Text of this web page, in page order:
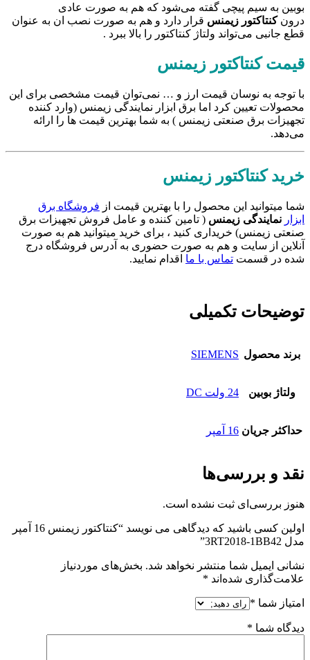
بوبین به سیم پیچی گفته می‌شود که هم به صورت عادی
درون کنتاکتور زیمنس قرار دارد و هم به صورت نصب ان به عنوان
قطع جانبی می‌تواند ولتاژ کنتاکتور را بالا ببرد .
قیمت کنتاکتور زیمنس
با توجه به نوسان قیمت ارز و … نمی‌توان قیمت مشخصی برای این
محصولات تعیین کرد اما برق ابزار نمایندگی زیمنس (وارد کننده
تجهیزات برق صنعتی زیمنس ) به شما بهترین قیمت ها را ارائه
می‌دهد.
خرید کنتاکتور زیمنس
شما میتوانید این محصول را با بهترین قیمت از فروشگاه برق
ابزار نمایندگی زیمنس ( تامین کننده و عامل فروش تجهیزات برق
صنعتی زیمنس) خریداری کنید ، برای خرید میتوانید هم به صورت
آنلاین از سایت و هم به صورت حضوری به آدرس فروشگاه درج
شده در قسمت تماس با ما اقدام نمایید.
توضیحات تکمیلی
برند محصول SIEMENS
ولتاژ بوبین 24 ولت DC
حداکثر جریان 16 آمپر
نقد و بررسی‌ها
هنوز بررسی‌ای ثبت نشده است.
اولین کسی باشید که دیدگاهی می نویسد “کنتاکتور زیمنس 16 آمپر
مدل 3RT2018-1BB42”
نشانی ایمیل شما منتشر نخواهد شد. بخش‌های موردنیاز
علامت‌گذاری شده‌اند *
امتیاز شما *
دیدگاه شما *